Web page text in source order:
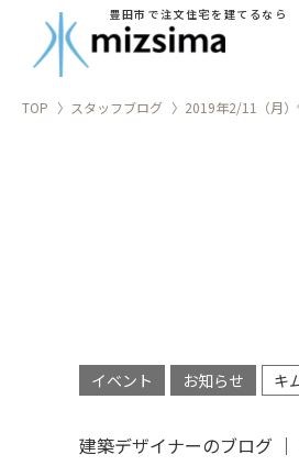
豊田市で注文住宅を建てるなら
TOP スタッフブログ 2019年2/11（月）
イベント お知らせ キ
建築デザイナーのブログ